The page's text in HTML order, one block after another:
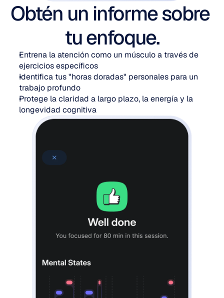
Obtén un informe sobre
tu enfoque.
Entrena la atención como un músculo a través de
ejercicios específicos
Identifica tus "horas doradas" personales para un
trabajo profundo
Protege la claridad a largo plazo, la energía y la
longevidad cognitiva